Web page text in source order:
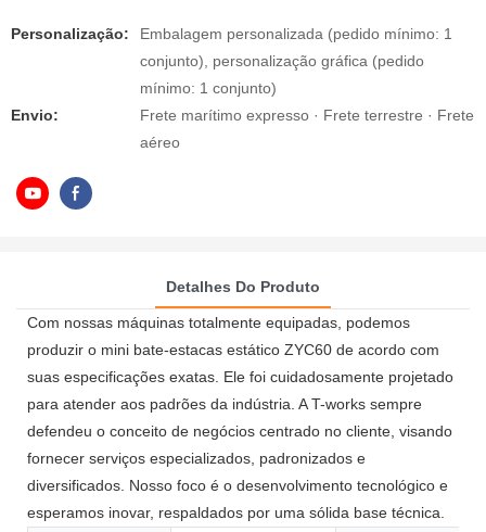
Personalização:
Embalagem personalizada (pedido mínimo: 1
conjunto), personalização gráfica (pedido
mínimo: 1 conjunto)
Envio:
Frete marítimo expresso · Frete terrestre · Frete
aéreo
Detalhes Do Produto
Com nossas máquinas totalmente equipadas, podemos
produzir o mini bate-estacas estático ZYC60 de acordo com
suas especificações exatas. Ele foi cuidadosamente projetado
para atender aos padrões da indústria. A T-works sempre
defendeu o conceito de negócios centrado no cliente, visando
fornecer serviços especializados, padronizados e
diversificados. Nosso foco é o desenvolvimento tecnológico e
esperamos inovar, respaldados por uma sólida base técnica.